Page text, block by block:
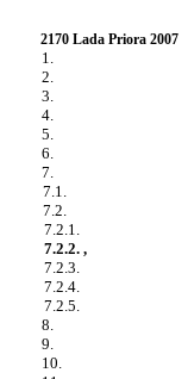
2170 Lada Priora 2007
1.
2.
3.
4.
5.
6.
7.
7.1.
7.2.
7.2.1.
7.2.2. ,
7.2.3.
7.2.4.
7.2.5.
8.
9.
10.